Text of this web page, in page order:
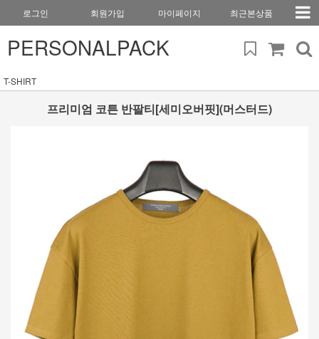
로그인 회원가입 마이페이지 최근본상품
PERSONALPACK
T-SHIRT
프리미엄 코튼 반팔티[세미오버핏](머스터드)